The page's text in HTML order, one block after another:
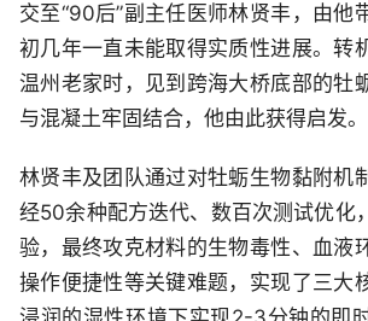
交至“90后”副主任医师林贤丰，由他
初几年一直未能取得实质性进展。转
温州老家时，见到跨海大桥底部的牡
与混凝土牢固结合，他由此获得启发。
林贤丰及团队通过对牡蛎生物黏附机
经50余种配方迭代、数百次测试优化
验，最终攻克材料的生物毒性、血液
操作便捷性等关键难题，实现了三大